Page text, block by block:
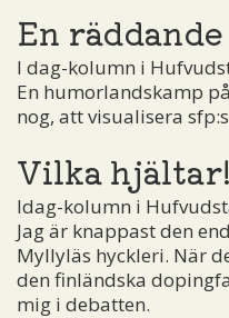
En
I dag-kolumn i
En humorlandskamp
nog, att visualisera
Vilka hjältar!
Idag-kolumn i
Jag är knappast den
Myllyläs hyckleri. När
den finländska
mig i debatten.